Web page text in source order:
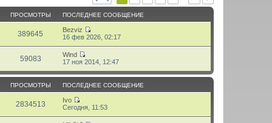
ПРОСМОТРЫ ПОСЛЕДНЕЕ СООБЩЕНИЕ
389645
Bezviz
П
й
т
и
к
п
с
л
16 фев 2026, 02:17
59083
Wind
П
р
е
й
к
п
17 ноя 2014, 12:47
ПРОСМОТРЫ ПОСЛЕДНЕЕ СООБЩЕНИЕ
2834513
Ivo
П
е
р
Сегодня, 11:53